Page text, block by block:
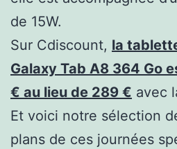
de 15W.
Sur Cdiscount, la
Galaxy Tab A8 364 Go
€ au lieu de 289 € avec
Et voici notre sélection
plans de ces journées